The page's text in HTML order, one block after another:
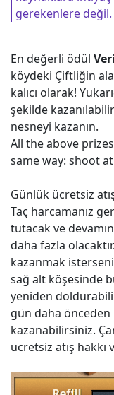
gerekenlere değil.
En değerli ödül
köydeki Çiftliğin
kalıcı olarak!
şekilde
nesneyi kazanın.
All the above
same way: shoot
Günlük ücretsiz
Taç harcamanız
tutacak ve
daha fazla
kazanmak
sağ alt köşesinde
yeniden
gün daha önceden
kazanabilirsiniz.
ücretsiz atış